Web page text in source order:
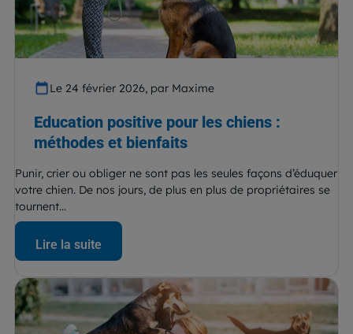
Le 24 février 2026, par Maxime
Education positive pour les chiens :
méthodes et bienfaits
Punir, crier ou obliger ne sont pas les seules façons d’éduquer
votre chien. De nos jours, de plus en plus de propriétaires se
tournent...
Lire la suite